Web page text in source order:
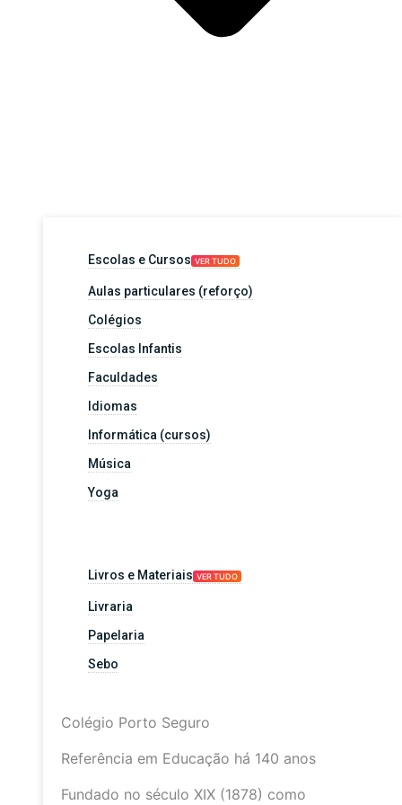
Escolas e Cursos VER TUDO
Aulas particulares (reforço)
Colégios
Escolas Infantis
Faculdades
Idiomas
Informática (cursos)
Música
Yoga
Livros e Materiais VER TUDO
Livraria
Papelaria
Sebo
Colégio Porto Seguro
Referência em Educação há 140 anos
Fundado no século XIX (1878) como